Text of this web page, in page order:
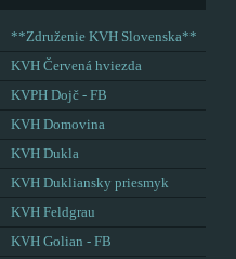
**Združenie KVH Slovenska**
KVH Červená hviezda
KVPH Dojč - FB
KVH Domovina
KVH Dukla
KVH Dukliansky priesmyk
KVH Feldgrau
KVH Golian - FB